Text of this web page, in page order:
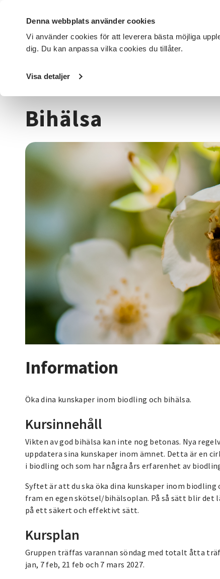
Denna webbplats använder cookies
Vi använder cookies för att leverera bästa möjliga
dig. Du kan anpassa vilka cookies du tillåter.
Visa detaljer
DET HÄR GÖR VI FÖR DIG SOM SÖK KURSER OCH
Startsida / Kurser och evenemang
Bihälsa
Information
Öka dina kunskaper inom biodling och bihälsa.
Kursinnehåll
Vikten av god bihälsa kan inte nog betonas. Nya
uppdatera sina kunskaper inom ämnet. Detta är en
i biodling och som har några års erfarenhet av
Syftet är att du ska öka dina kunskaper inom
fram en egen skötsel/bihälsoplan. På så sätt blir
på ett säkert och effektivt sätt.
Kursplan
Gruppen träffas varannan söndag med totalt åtta
jan, 7 feb, 21 feb och 7 mars 2027.